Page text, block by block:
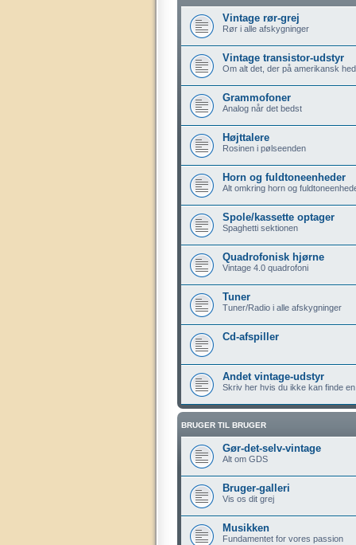
Vintage rør-grej
Rør i alle afskygninger
Vintage transistor-udstyr
Om alt det, der på amerikansk
Grammofoner
Analog når det bedst
Højttalere
Rosinen i pølseenden
Horn og fuldtoneenheder
Alt omkring horn og
Spole/kassette optager
Spaghetti sektionen
Quadrofonisk hjørne
Vintage 4.0 quadrofoni
Tuner
Tuner/Radio i alle afskygninger
Cd-afspiller
Andet vintage-udstyr
Skriv her hvis du ikke kan finde
BRUGER TIL BRUGER
Gør-det-selv-vintage
Alt om GDS
Bruger-galleri
Vis os dit grej
Musikken
Fundamentet for vores passion